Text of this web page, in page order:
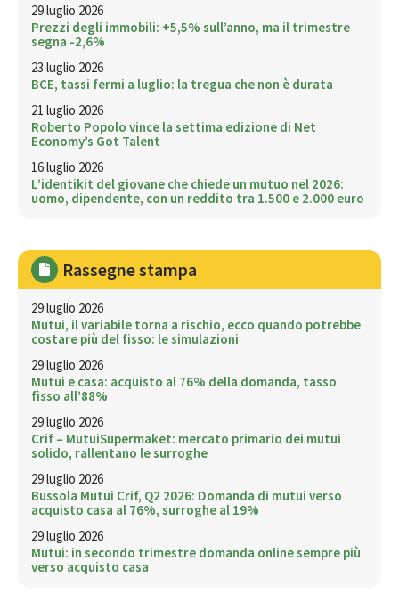
29 luglio 2026
Prezzi degli immobili: +5,5% sull’anno, ma il trimestre
segna -2,6%
23 luglio 2026
BCE, tassi fermi a luglio: la tregua che non è durata
21 luglio 2026
Roberto Popolo vince la settima edizione di Net
Economy’s Got Talent
16 luglio 2026
L’identikit del giovane che chiede un mutuo nel 2026:
uomo, dipendente, con un reddito tra 1.500 e 2.000 euro
Rassegne stampa
29 luglio 2026
Mutui, il variabile torna a rischio, ecco quando potrebbe
costare più del fisso: le simulazioni
29 luglio 2026
Mutui e casa: acquisto al 76% della domanda, tasso
fisso all’88%
29 luglio 2026
Crif – MutuiSupermaket: mercato primario dei mutui
solido, rallentano le surroghe
29 luglio 2026
Bussola Mutui Crif, Q2 2026: Domanda di mutui verso
acquisto casa al 76%, surroghe al 19%
29 luglio 2026
Mutui: in secondo trimestre domanda online sempre più
verso acquisto casa